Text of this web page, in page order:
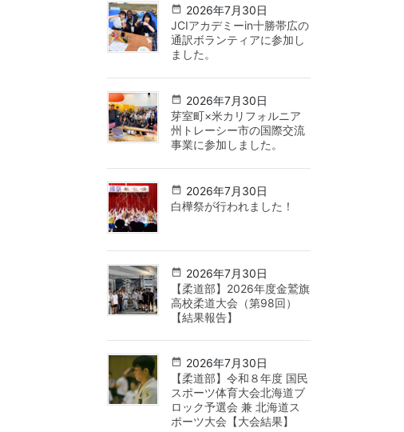
2026年7月30日
JCIアカデミーin十勝帯広の
通訳ボランティアに参加し
ました。
2026年7月30日
芽室町×米カリフォルニア
州トレーシー市の国際交流
事業に参加しました。
2026年7月30日
白樺祭が行われました！
2026年7月30日
【柔道部】2026年度金鷲旗
高校柔道大会（第98回）
【結果報告】
2026年7月30日
【柔道部】令和８年度 国民
スポーツ体育大会北海道ブ
ロック予選会 兼 北海道ス
ポーツ大会【大会結果】